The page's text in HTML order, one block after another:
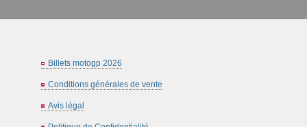
Billets motogp 2026
Conditions générales de vente
Avis légal